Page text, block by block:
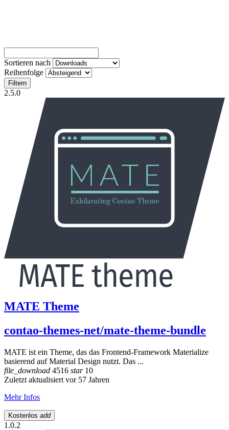
Sortieren nach
Reihenfolge
Filtern
2.5.0
MATE Theme
contao-themes-net/mate-theme-bundle
MATE ist ein Theme, das das Frontend-Framework Materialize
basierend auf Material Design nutzt. Das ...
file_download 4516 star10
Zuletzt aktualisiert vor 57 Jahren
Mehr Infos
Kostenlos add
1.0.2